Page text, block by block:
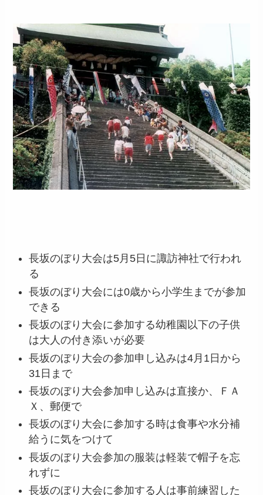
長坂のぼり大会は5月5日に諏訪神社で行われ
る
長坂のぼり大会には0歳から小学生までが参加
できる
長坂のぼり大会に参加する幼稚園以下の子供
は大人の付き添いが必要
長坂のぼり大会の参加申し込みは4月1日から
31日まで
長坂のぼり大会参加申し込みは直接か、ＦＡ
Ｘ、郵便で
長坂のぼり大会に参加する時は食事や水分補
給うに気をつけて
長坂のぼり大会参加の服装は軽装で帽子を忘
れずに
長坂のぼり大会に参加する人は事前練習した